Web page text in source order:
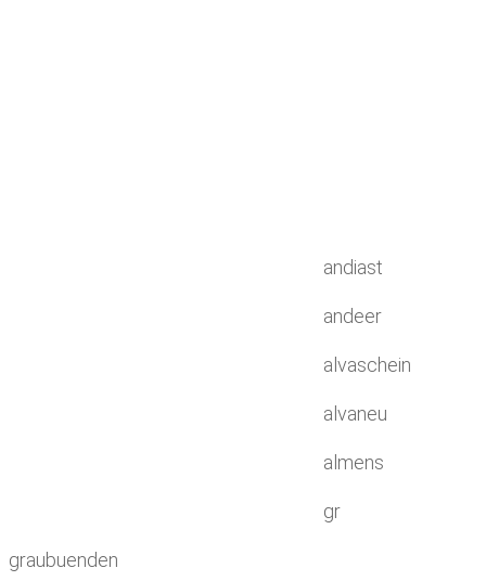
andiast
andeer
alvaschein
alvaneu
almens
gr
graubuenden